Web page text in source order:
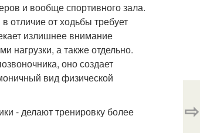
и вообще спортивного зала.
отличие от ходьбы требует
излишнее внимание
нагрузки, а также отдельно.
оно создает
вид физической
- делают тренировку более
⇨